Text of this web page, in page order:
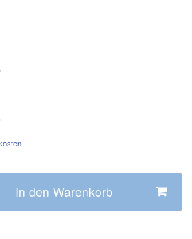
In den Warenkorb